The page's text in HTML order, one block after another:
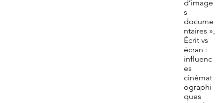
d’image
s
docume
ntaires »,
Écrit vs
écran :
influenc
es
cinémat
ographi
ques